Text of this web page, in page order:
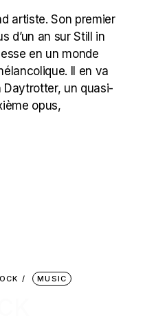
artiste. Son premier
d’un an sur Still in
en un monde
Il en va
Daytrotter, un quasi-
opus,
MUSIC